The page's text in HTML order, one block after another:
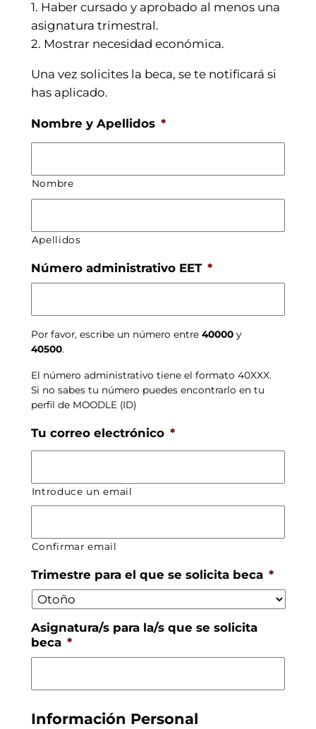
1. Haber cursado y aprobado al menos una
asignatura trimestral.
2. Mostrar necesidad económica.
Una vez solicites la beca, se te notificará si
has aplicado.
Nombre y Apellidos *
Nombre
Apellidos
Número administrativo EET *
Por favor, escribe un número entre 40000y
40500.
El número administrativo tiene el formato 40XXX.
Si no sabes tu número puedes encontrarlo en tu
perfil de MOODLE (ID)
Tu correo electrónico *
Introduce un email
Confirmar email
Trimestre para el que se solicita beca *
Asignatura/s para la/s que se solicita
beca *
Información Personal